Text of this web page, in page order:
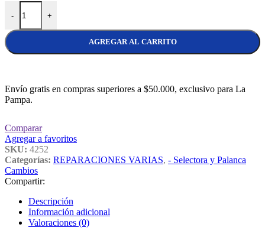
-
Kit Palanca de Cambios y Gatillo de Reversa Corsa 2003/2013
+
AGREGAR AL CARRITO
Envío gratis en compras superiores a $50.000, exclusivo para La
Pampa.
Comparar
Agregar a favoritos
SKU: 4252
Categorías: REPARACIONES VARIAS, - Selectora y Palanca
Cambios
Compartir:
Descripción
Información adicional
Valoraciones (0)